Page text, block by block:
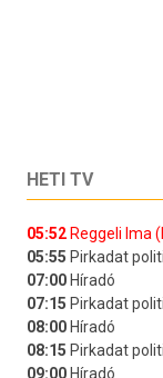
HETI TV